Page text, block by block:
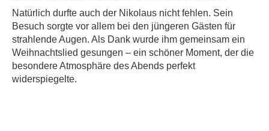
Natürlich durfte auch der Nikolaus nicht fehlen. Sein
Besuch sorgte vor allem bei den jüngeren Gästen für
strahlende Augen. Als Dank wurde ihm gemeinsam ein
Weihnachtslied gesungen – ein schöner Moment, der die
besondere Atmosphäre des Abends perfekt
widerspiegelte.